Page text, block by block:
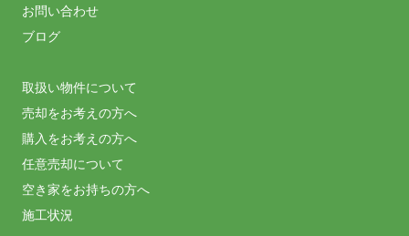
お問い合わせ
ブログ
取扱い物件について
売却をお考えの方へ
購入をお考えの方へ
任意売却について
空き家をお持ちの方へ
施工状況